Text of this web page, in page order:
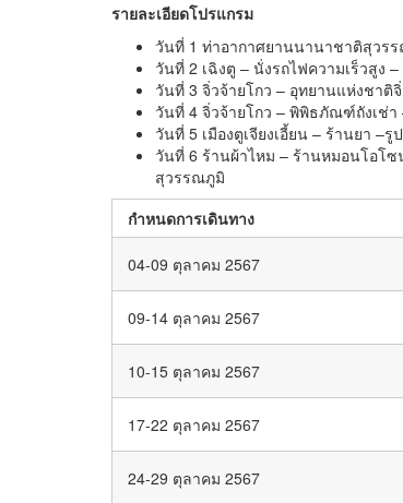
รายละเอียดโปรแกรม
วันที่ 1 ท่าอากาศยานนานาชาติสุวร
วันที่ 2 เฉิงตู – นั่งรถไฟความเร็วสูง
วันที่ 3 จิ่วจ้ายโกว – อุทยานแห่งชาติ
วันที่ 4 จิ่วจ้ายโกว – พิพิธภัณฑ์ถังเช่า
วันที่ 5 เมืองตูเจียงเอี้ยน – ร้านยา
วันที่ 6 ร้านผ้าไหม – ร้านหมอนโอโ
สุวรรณภูมิ
กำหนดการเดินทาง
04-09 ตุลาคม 2567
09-14 ตุลาคม 2567
10-15 ตุลาคม 2567
17-22 ตุลาคม 2567
24-29 ตุลาคม 2567